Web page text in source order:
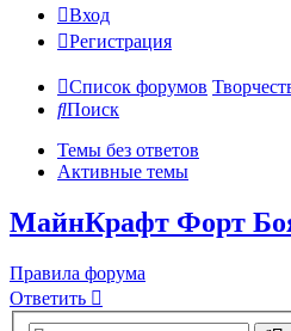
Вход
Регистрация
Список форумов
Поиск
Темы без ответов
Активные темы
МайнКрафт Форт
Правила форума
Ответить